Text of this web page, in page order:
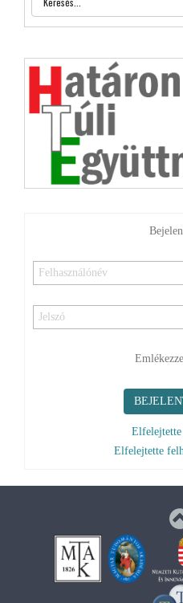
Elfelejtette
Elfelejtette